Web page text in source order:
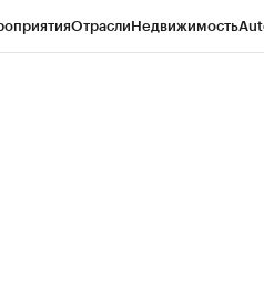
ОтраслиНедвижимость